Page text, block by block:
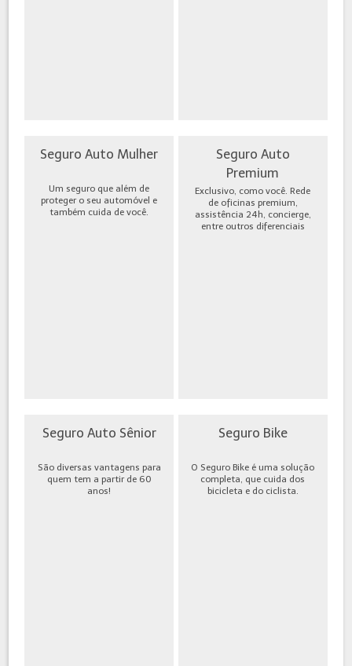
Seguro Auto Mulher
Um seguro que além de
proteger o seu automóvel e
também cuida de você.
Seguro Auto
Premium
Exclusivo, como você. Rede
de oficinas premium,
assistência 24h, concierge,
entre outros diferenciais
Seguro Auto Sênior
São diversas vantagens para
quem tem a partir de 60
anos!
Seguro Bike
O Seguro Bike é uma solução
completa, que cuida dos
bicicleta e do ciclista.